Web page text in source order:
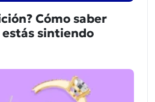
Cómo saber
sintiendo